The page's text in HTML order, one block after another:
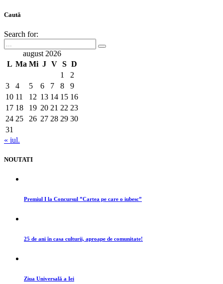
Caută
Search for:
august 2026
L Ma Mi J V S D
1
2
3
4 5 6 7 8
9
10 11 12 13 14 15 16
17 18 19 20 21 22 23
24 25 26 27 28 29 30
31
« iul.
NOUTATI
Premiul I la Concursul ”Cartea pe care o iubesc”
25 de ani în casa culturii, aproape de comunitate!
Ziua Universală a Iei